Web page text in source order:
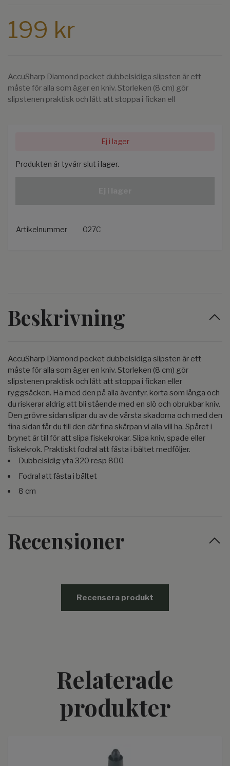
199 kr
AccuSharp Diamond pocket dubbelsidiga slipsten är ett
måste för alla som äger en kniv. Storleken (8 cm) gör
slipstenen praktisk och lätt att stoppa i fickan ell
Ej i lager
Produkten är tyvärr slut i lager.
Artikelnummer 027C
Beskrivning
AccuSharp Diamond pocket dubbelsidiga slipsten är ett
måste för alla som äger en kniv. Storleken (8 cm) gör
slipstenen praktisk och lätt att stoppa i fickan eller
ryggsäcken. Ha med den på alla äventyr, korta som långa och
du riskerar aldrig att bli stående med en slö och obrukbar kniv.
Den grövre sidan slipar du av de värsta skadorna och med den
fina sidan får du till den där fina skärpan vi alla vill ha. Spåret i
brynet är till för att slipa fiskekrokar. Slipa kniv, spade eller
fiskekrok. Praktiskt fodral att fästa i bältet medföljer.
Dubbelsidig yta 320 resp 800
Fodral att fästa i bältet
8 cm
Recensioner
Recensera produkt
Relaterade
produkter